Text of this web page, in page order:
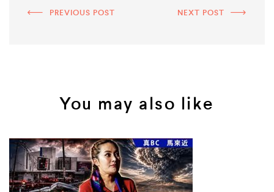
PREVIOUS POST NEXT POST
You may also like